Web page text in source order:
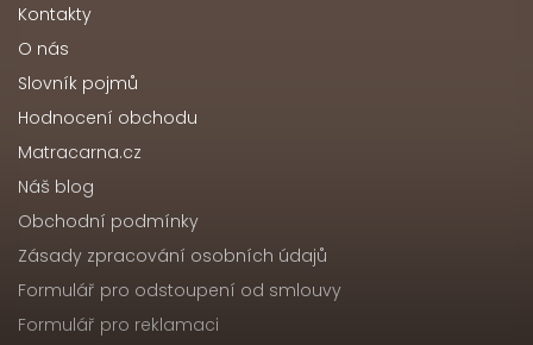
Kontakty
O nás
Slovník pojmů
Hodnocení obchodu
Matracarna.cz
Náš blog
Obchodní podmínky
Zásady zpracování osobních údajů
Formulář pro odstoupení od smlouvy
Formulář pro reklamaci